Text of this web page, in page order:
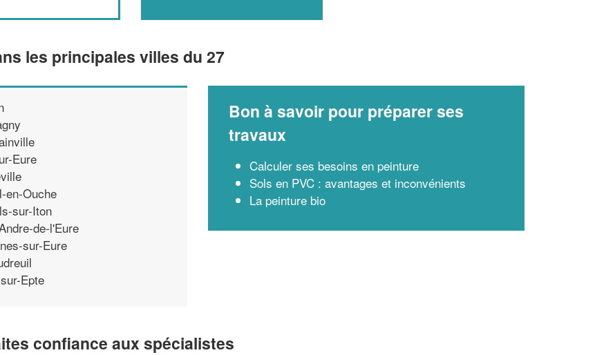
les principales villes du 27
Eure
en-Ouche
sur-Iton
de-l'Eure
sur-Eure
Epte
Bon à savoir pour préparer ses
travaux
Calculer ses besoins en peinture
Sols en PVC : avantages et inconvénients
La peinture bio
confiance aux spécialistes